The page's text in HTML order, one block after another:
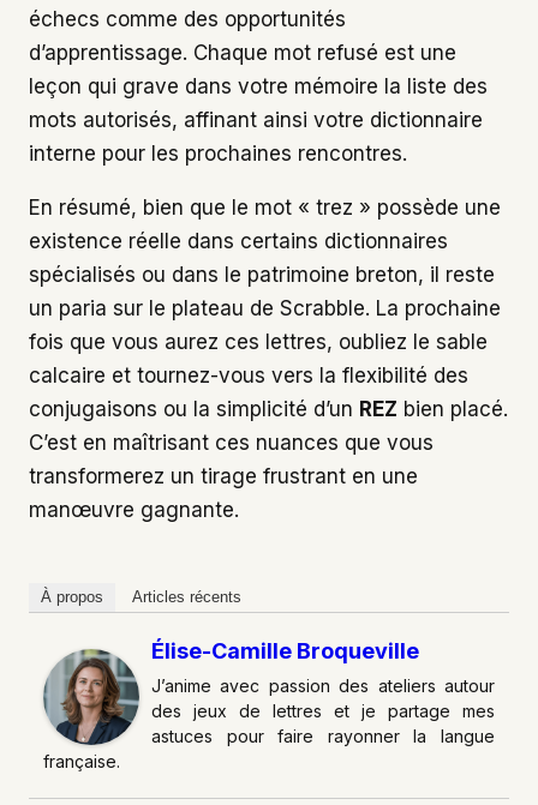
échecs comme des opportunités
d’apprentissage. Chaque mot refusé est une
leçon qui grave dans votre mémoire la liste des
mots autorisés, affinant ainsi votre dictionnaire
interne pour les prochaines rencontres.
En résumé, bien que le mot « trez » possède une
existence réelle dans certains dictionnaires
spécialisés ou dans le patrimoine breton, il reste
un paria sur le plateau de Scrabble. La prochaine
fois que vous aurez ces lettres, oubliez le sable
calcaire et tournez-vous vers la flexibilité des
conjugaisons ou la simplicité d’un REZ bien placé.
C’est en maîtrisant ces nuances que vous
transformerez un tirage frustrant en une
manœuvre gagnante.
À propos Articles récents
Élise-Camille Broqueville
J’anime avec passion des ateliers autour
des jeux de lettres et je partage mes
astuces pour faire rayonner la langue
française.